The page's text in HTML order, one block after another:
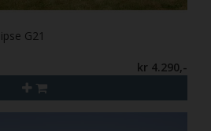
G21
kr 4.290,-